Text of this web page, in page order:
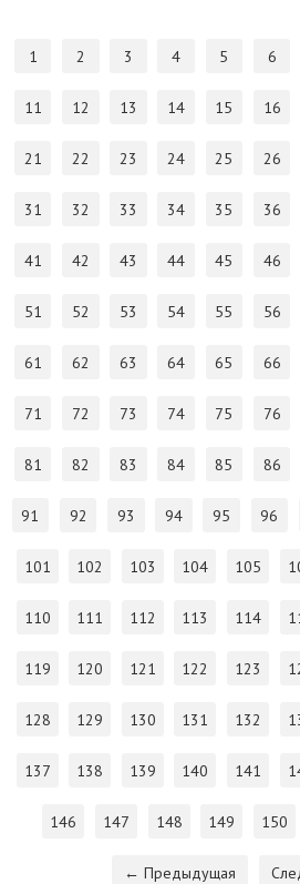
1 2 3 4 5 6
11 12 13 14 15 16
21 22 23 24 25 26
31 32 33 34 35 36
41 42 43 44 45 46
51 52 53 54 55 56
61 62 63 64 65 66
71 72 73 74 75 76
81 82 83 84 85 86
91 92 93 94 95 96
101 102 103 104 105
110 111 112 113 114
119 120 121 122 123
128 129 130 131 132
137 138 139 140 141
146 147 148 149 150
← Предыдущая